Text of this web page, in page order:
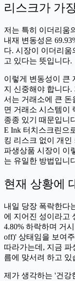
리스크가 가
저는 특히 이더리움
내재 변동성은
다. 시장이 이더리
고 있다는 뜻입니다.
이렇게 변동성이 큰
지 신중해야 합니다.
서는 거래소에 큰 돈
면 거래소 시스템이
종종 있기 때문입니
E Ink 터치스크린으
킹 리스크 없이 개
파생상품 시장이 이
는 유일한 방법입니
현재 상황에
내일 당장 폭락한다
에 지어진 성이라고
4.80% 하락하며 거
off)' 상태임을 보여
따라가는데, 지금
름에 맞서려 하고 있
제가 생각하는 '건강